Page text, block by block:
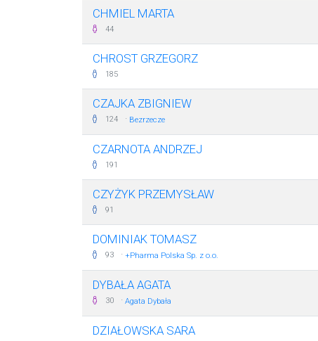
CHMIEL MARTA
44
CHROST GRZEGORZ
185
CZAJKA ZBIGNIEW
124 · Bezrzecze
CZARNOTA ANDRZEJ
191
CZYŻYK PRZEMYSŁAW
91
DOMINIAK TOMASZ
93 · +Pharma Polska Sp. z o.o.
DYBAŁA AGATA
30 · Agata Dybała
DZIAŁOWSKA SARA